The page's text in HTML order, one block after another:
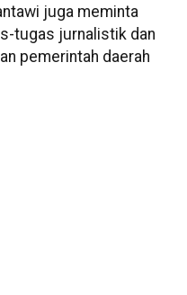
juga meminta
tugas jurnalistik dan
pemerintah daerah